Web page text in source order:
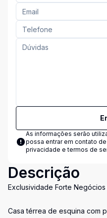
As informações serão
possa entrar em contato
privacidade e termos de
Descrição
Exclusividade Forte Negócios
Casa térrea de esquina com